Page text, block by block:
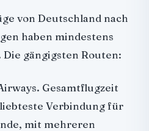
von Deutschland nach
haben mindestens
gängigsten Routen:
Gesamtflugzeit
Verbindung für
mit mehreren